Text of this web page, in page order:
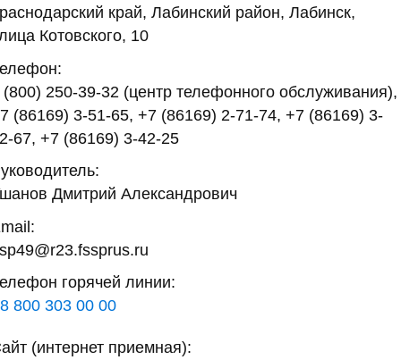
край, Лабинский район, Лабинск,
Котовского, 10
(800) 250-39-32 (центр телефонного обслуживания),
(86169) 3-51-65, +7 (86169) 2-71-74, +7 (86169) 3-
67, +7 (86169) 3-42-25
Дмитрий Александрович
горячей линии:
8 800 303 00 00
(интернет приемная):